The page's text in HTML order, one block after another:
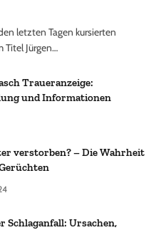
letzten Tagen kursierten
Titel Jürgen…
Traueranzeige:
und Informationen
verstorben? – Die Wahrheit
Schlaganfall: Ursachen,